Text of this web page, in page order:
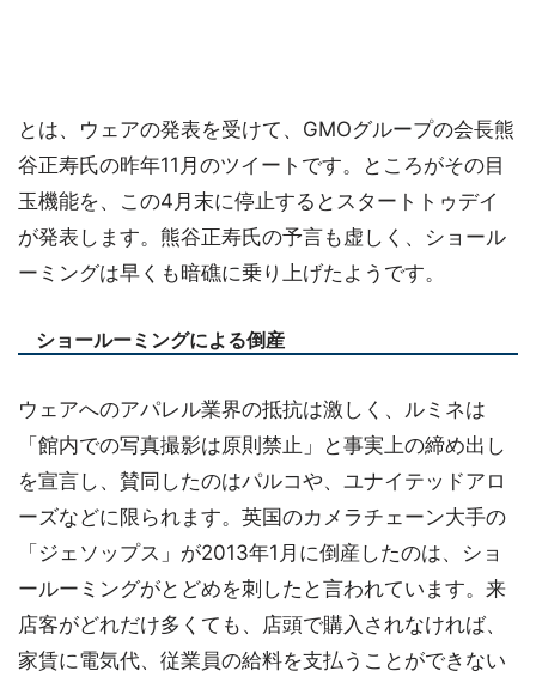
とは、ウェアの発表を受けて、GMOグループの会長熊
谷正寿氏の昨年11月のツイートです。ところがその目
玉機能を、この4月末に停止するとスタートトゥデイ
が発表します。熊谷正寿氏の予言も虚しく、ショール
ーミングは早くも暗礁に乗り上げたようです。
ショールーミングによる倒産
ウェアへのアパレル業界の抵抗は激しく、ルミネは
「館内での写真撮影は原則禁止」と事実上の締め出し
を宣言し、賛同したのはパルコや、ユナイテッドアロ
ーズなどに限られます。英国のカメラチェーン大手の
「ジェソップス」が2013年1月に倒産したのは、ショ
ールーミングがとどめを刺したと言われています。来
店客がどれだけ多くても、店頭で購入されなければ、
家賃に電気代、従業員の給料を支払うことができない